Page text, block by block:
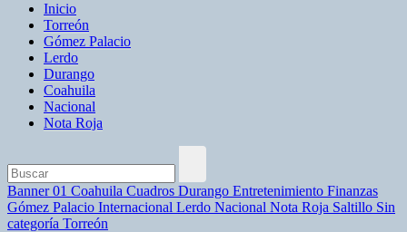
Inicio
Torreón
Gómez Palacio
Lerdo
Durango
Coahuila
Nacional
Nota Roja
Banner 01 Coahuila Cuadros Durango Entretenimiento Finanzas
Gómez Palacio Internacional Lerdo Nacional Nota Roja Saltillo Sin
categoría Torreón